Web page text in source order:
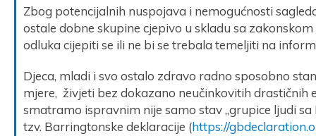
Zbog potencijalnih nuspojava i nemogućnosti
ostale dobne skupine cjepivo u skladu sa
odluka cijepiti se ili ne bi se trebala temeljiti na
Djeca, mladi i svo ostalo zdravo radno sposobno
mjere, živjeti bez dokazano neučinkovitih drastičnih
smatramo ispravnim nije samo stav „grupice ljudi
tzv. Barringtonske deklaracije (https://